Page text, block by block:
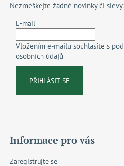
Nezmeškejte žádné novinky či slevy!
E-mail
Vložením e-mailu souhlasíte s
osobních údajů
PŘIHLÁSIT SE
Informace pro vás
Zaregistrujte se